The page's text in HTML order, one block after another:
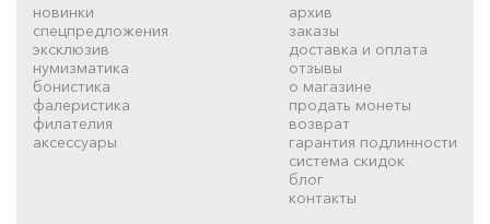
новинки
спецпредложения
эксклюзив
нумизматика
бонистика
фалеристика
филателия
аксессуары
архив
заказы
доставка и оплата
отзывы
о магазине
продать монеты
возврат
гарантия подлинности
система скидок
блог
контакты